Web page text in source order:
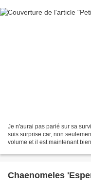
Je n'aurai pas parié sur sa
suis surprise car, non
volume et il est maintenant
Chaenomeles